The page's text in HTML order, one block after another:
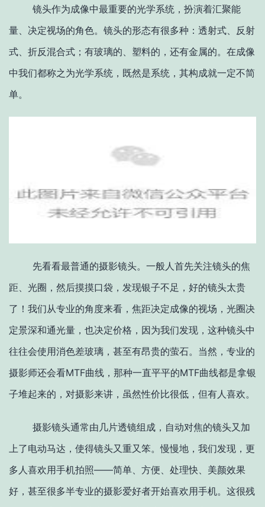
镜头作为成像中最重要的光学系统，扮演着汇聚能
量、决定视场的角色。镜头的形态有很多种：透射式、反射
式、折反混合式；有玻璃的、塑料的，还有金属的。在成像
中我们都称之为光学系统，既然是系统，其构成就一定不简
单。
先看看最普通的摄影镜头。一般人首先关注镜头的焦
距、光圈，然后摸摸口袋，发现银子不足，好的镜头太贵
了！我们从专业的角度来看，焦距决定成像的视场，光圈决
定景深和通光量，也决定价格，因为我们发现，这种镜头中
往往会使用消色差玻璃，甚至有昂贵的萤石。当然，专业的
摄影师还会看MTF曲线，那种一直平平的MTF曲线都是拿银
子堆起来的，对摄影来讲，虽然性价比很低，但有人喜欢。
摄影镜头通常由几片透镜组成，自动对焦的镜头又加
上了电动马达，使得镜头又重又笨。慢慢地，我们发现，更
多人喜欢用手机拍照——简单、方便、处理快、美颜效果
好，甚至很多半专业的摄影爱好者开始喜欢用手机。这很残